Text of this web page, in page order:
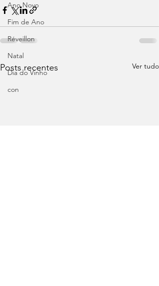
Ano Novo
Fim de Ano
Réveillon
Natal
Dia do Vinho
con
Posts recentes Ver tudo